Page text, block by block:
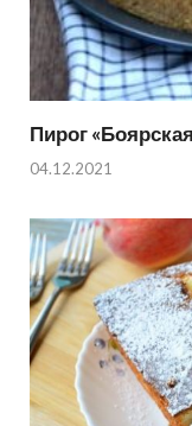
Пирог
04.12.2021